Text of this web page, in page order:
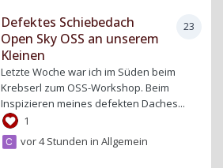
23
Defektes Schiebedach
Open Sky OSS an unserem
Kleinen
Letzte Woche war ich im Süden beim
Krebserl zum OSS-Workshop. Beim
Inspizieren meines defekten Daches...
1
vor 4 Stunden inAllgemein